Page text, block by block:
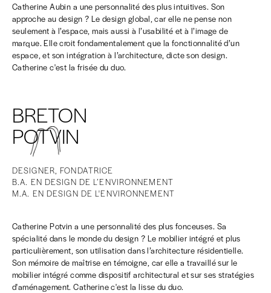
Catherine Aubin a une personnalité des plus intuitives. Son
approche au design ? Le design global, car elle ne pense non
seulement à l’espace, mais aussi à l’usabilité et à l’image de
marque. Elle croit fondamentalement que la fonctionnalité d’un
espace, et son intégration à l’architecture, dicte son design.
Catherine c'est la frisée du duo.
BRETON
POTVIN
DESIGNER, FONDATRICE
B.A. EN DESIGN DE L’ENVIRONNEMENT
M.A. EN DESIGN DE L'ENVIRONNEMENT
Catherine Potvin a une personnalité des plus fonceuses. Sa
spécialité dans le monde du design ? Le mobilier intégré et plus
particulièrement, son utilisation dans l’architecture résidentielle.
Son mémoire de maîtrise en témoigne, car elle a travaillé sur le
mobilier intégré comme dispositif architectural et sur ses stratégies
d'aménagement. Catherine c'est la lisse du duo.